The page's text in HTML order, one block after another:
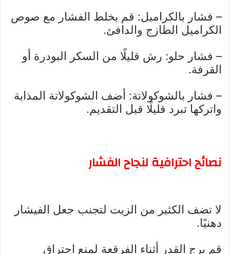
– فشار بالكراميل: قم بخلط الفشار مع صوص
الكراميل الطازج والدافئ.
– فشار حلو: رش قليلًا من السكر البودرة أو
القرفة.
– فشار بالشوكولاتة: أضف الشوكولاتة المذابة
واتركها تبرد قليلًا قبل التقديم.
نصائح احترافية لنجاح الفشار
لا تضف الكثير من الزيت لتجنب جعل الفيشار
دهنيًا.
قم برج القدر أثناء الفرقعة لمنع احتراق